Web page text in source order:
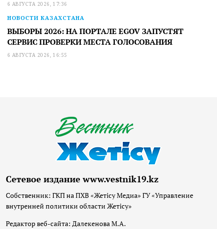
6 АВГУСТА 2026, 17:36
НОВОСТИ КАЗАХСТАНА
ВЫБОРЫ 2026: НА ПОРТАЛЕ EGOV ЗАПУСТЯТ
СЕРВИС ПРОВЕРКИ МЕСТА ГОЛОСОВАНИЯ
6 АВГУСТА 2026, 16:55
Сетевое издание www.vestnik19.kz
Собственник: ГКП на ПХВ «Жетісу Медиа» ГУ «Управление
внутренней политики области Жетісу»
Редактор веб-сайта: Далекенова М.А.